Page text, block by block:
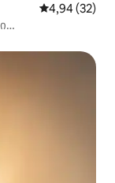
საშუალო
4,94 (32)